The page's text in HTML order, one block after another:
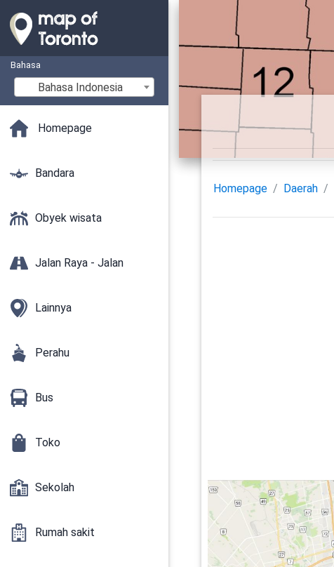
Bahasa
Bahasa Indonesia
Homepage
Bandara
Obyek wisata
Jalan Raya - Jalan
Lainnya
Perahu
Bus
Toko
Sekolah
Rumah sakit
Homepage Daerah